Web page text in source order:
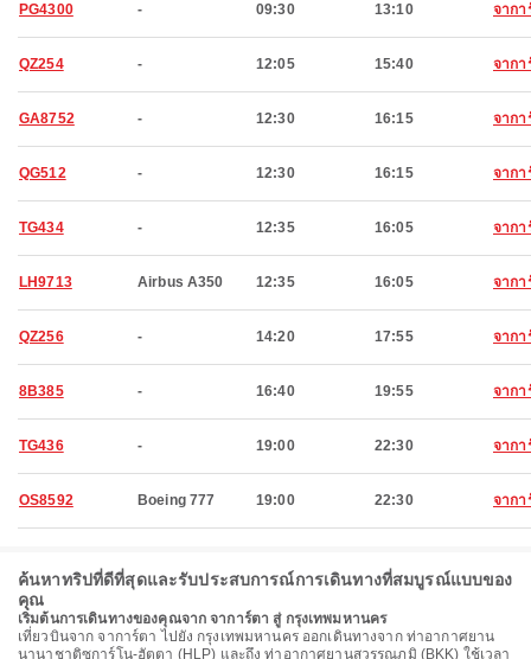
PG4300 - 09:30 13:10 จากา
QZ254 - 12:05 15:40 จากา
GA8752 - 12:30 16:15 จากา
QG512 - 12:30 16:15 จากา
TG434 - 12:35 16:05 จากา
LH9713 Airbus A350 12:35 16:05 จากา
QZ256 - 14:20 17:55 จากา
8B385 - 16:40 19:55 จากา
TG436 - 19:00 22:30 จากา
OS8592 Boeing 777 19:00 22:30 จากา
ค้นหาทริปที่ดีที่สุดและรับประสบการณ์การเดินทางที่สมบูรณ์แบบของ
คุณ
เริ่มต้นการเดินทางของคุณจาก จาการ์ตา สู่ กรุงเทพมหานคร
เที่ยวบินจาก จาการ์ตา ไปยัง กรุงเทพมหานคร ออกเดินทางจาก ท่าอากาศยาน
นานาชาติซูการ์โน-ฮัตตา (HLP) และถึง ท่าอากาศยานสุวรรณภูมิ (BKK) ใช้เวลา